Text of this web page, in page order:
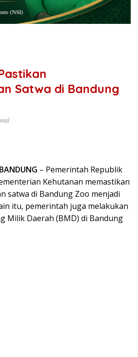
Satwa di Bandung
– Pemerintah Republik
Kehutanan memastikan
satwa di Bandung Zoo menjadi
itu, pemerintah juga melakukan
Milik Daerah (BMD) di Bandung